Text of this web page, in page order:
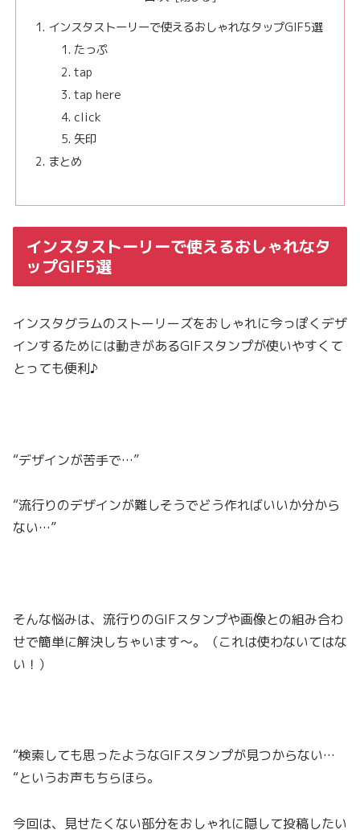
インスタストーリーで使えるおしゃれなタップGIF5選
たっぷ
tap
tap here
click
矢印
まとめ
インスタストーリーで使えるおしゃれなタ
ップGIF5選
インスタグラムのストーリーズをおしゃれに今っぽくデザ
インするためには動きがあるGIFスタンプが使いやすくて
とっても便利♪
“デザインが苦手で…”
“流行りのデザインが難しそうでどう作ればいいか分から
ない…”
そんな悩みは、流行りのGIFスタンプや画像との組み合わ
せで簡単に解決しちゃいます〜。（これは使わないてはな
い！）
“検索しても思ったようなGIFスタンプが見つからない…
“というお声もちらほら。
今回は、見せたくない部分をおしゃれに隠して投稿したい